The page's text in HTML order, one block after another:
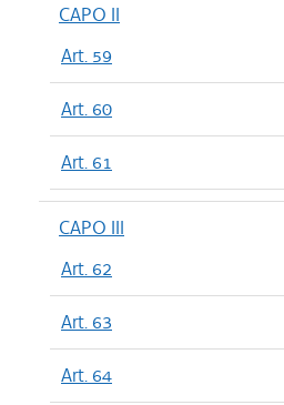
CAPO II
Art. 59
Art. 60
Art. 61
CAPO III
Art. 62
Art. 63
Art. 64